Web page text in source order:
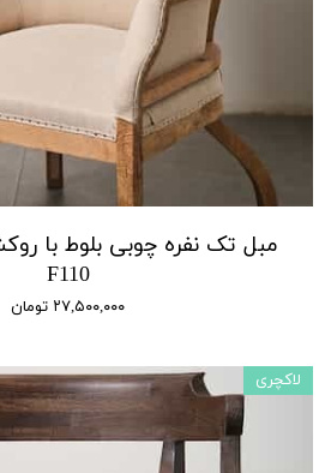
مبل تک نفره چوبی بلوط با
F110
۲۷,۵۰۰,۰۰۰ تومان
لاکچری